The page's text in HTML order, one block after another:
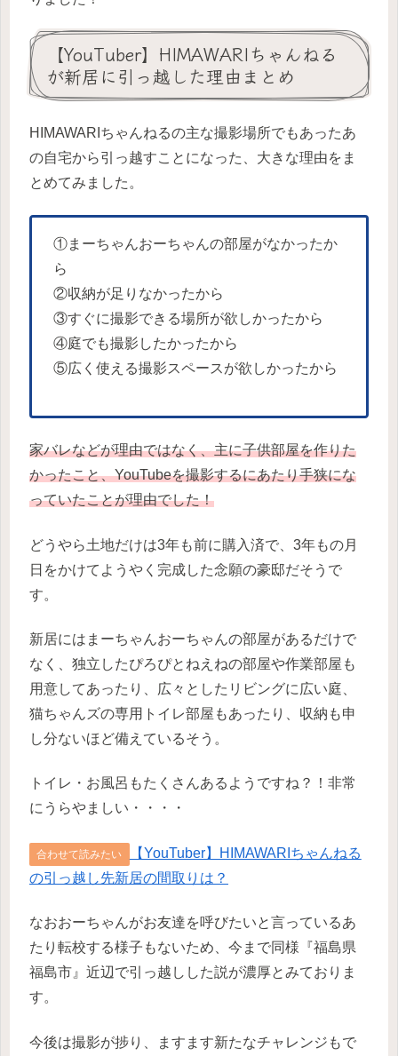
【YouTuber】HIMAWARIちゃんねる
が新居に引っ越した理由まとめ
HIMAWARIちゃんねるの主な撮影場所でもあったあ
の自宅から引っ越すことになった、大きな理由をま
とめてみました。
①まーちゃんおーちゃんの部屋がなかったか
ら
②収納が足りなかったから
③すぐに撮影できる場所が欲しかったから
④庭でも撮影したかったから
⑤広く使える撮影スペースが欲しかったから
家バレなどが理由ではなく、主に子供部屋を作りた
かったこと、YouTubeを撮影するにあたり手狭にな
っていたことが理由でした！
どうやら土地だけは3年も前に購入済で、3年もの月
日をかけてようやく完成した念願の豪邸だそうで
す。
新居にはまーちゃんおーちゃんの部屋があるだけで
なく、独立したぴろぴとねえねの部屋や作業部屋も
用意してあったり、広々としたリビングに広い庭、
猫ちゃんズの専用トイレ部屋もあったり、収納も申
し分ないほど備えているそう。
トイレ・お風呂もたくさんあるようですね？！非常
にうらやましい・・・・
合わせて読みたい
【YouTuber】HIMAWARIちゃんねる
の引っ越し先新居の間取りは？
なおおーちゃんがお友達を呼びたいと言っているあ
たり転校する様子もないため、今まで同様『福島県
福島市』近辺で引っ越しした説が濃厚とみておりま
す。
今後は撮影が捗り、ますます新たなチャレンジもで